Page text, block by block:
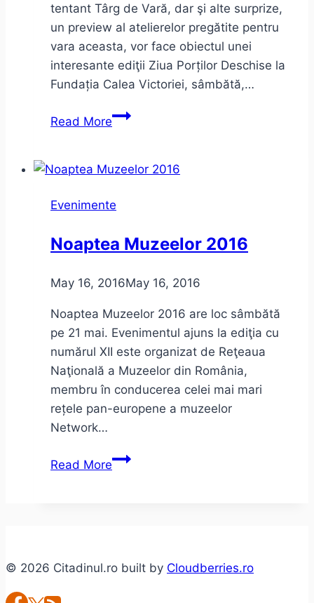
tentant Târg de Vară, dar şi alte surprize,
un preview al atelierelor pregătite pentru
vara aceasta, vor face obiectul unei
interesante ediţii Ziua Porților Deschise la
Fundația Calea Victoriei, sâmbătă,…
Read MoreZiua
–
Calea
–
2016
program
Evenimente
Noaptea Muzeelor 2016
May 16, 2016May 16, 2016
Noaptea Muzeelor 2016 are loc sâmbătă
pe 21 mai. Evenimentul ajuns la ediţia cu
numărul XII este organizat de Reţeaua
Naţională a Muzeelor din România,
membru în conducerea celei mai mari
rețele pan-europene a muzeelor
Network…
Read MoreNoaptea
© 2026 Citadinul.ro built by Cloudberries.ro